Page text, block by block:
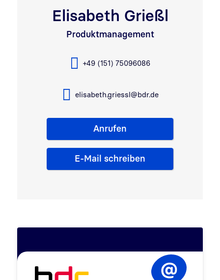
Elisabeth Grießl
Produktmanagement
+49 (151) 75096086
elisabeth.griessl@bdr.de
Anrufen
E-Mail schreiben